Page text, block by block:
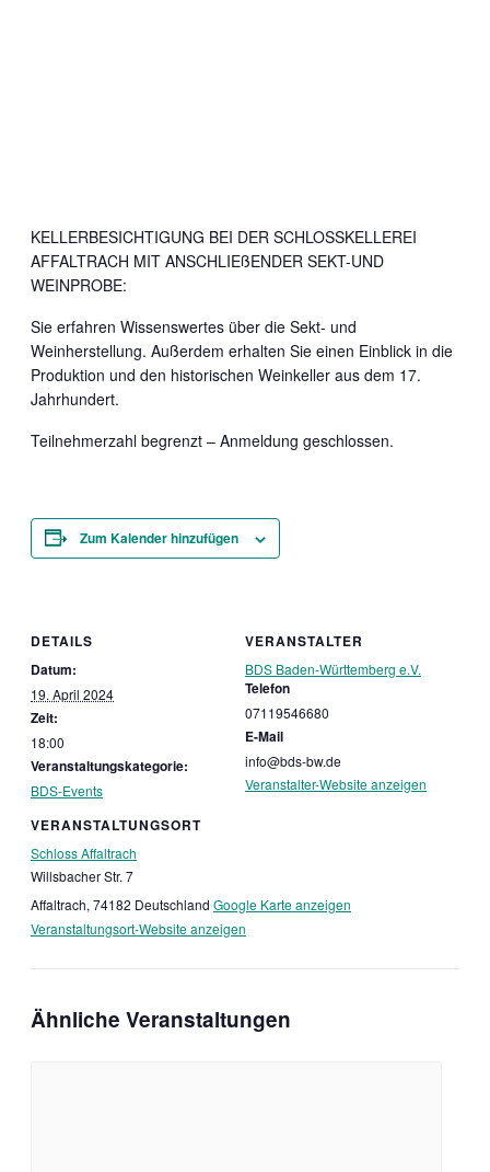
KELLERBESICHTIGUNG BEI DER SCHLOSSKELLEREI
AFFALTRACH MIT ANSCHLIEßENDER SEKT-UND
WEINPROBE:
Sie erfahren Wissenswertes über die Sekt- und
Weinherstellung. Außerdem erhalten Sie einen Einblick in die
Produktion und den historischen Weinkeller aus dem 17.
Jahrhundert.
Teilnehmerzahl begrenzt – Anmeldung geschlossen.
Zum Kalender hinzufügen
DETAILS
Datum:
19. April 2024
Zeit:
18:00
Veranstaltungskategorie:
BDS-Events
VERANSTALTUNGSORT
Schloss Affaltrach
Willsbacher Str. 7
Affaltrach, 74182 Deutschland Google Karte anzeigen
Veranstaltungsort-Website anzeigen
VERANSTALTER
BDS Baden-Württemberg e.V.
Telefon
07119546680
E-Mail
info@bds-bw.de
Veranstalter-Website anzeigen
Ähnliche Veranstaltungen